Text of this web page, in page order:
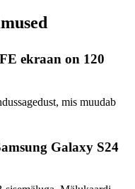
ekraan on 120
mis muudab
Galaxy S24